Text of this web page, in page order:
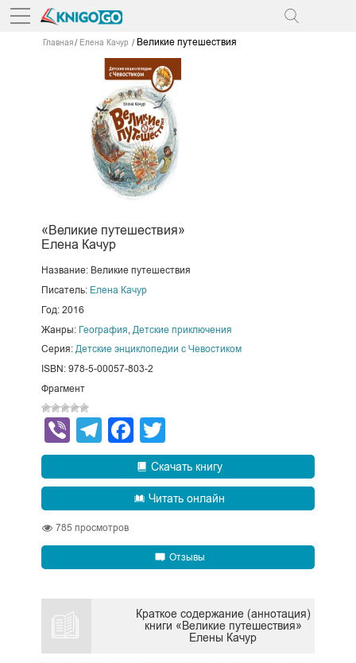
Главная Елена Качур Великие путешествия
«Великие путешествия»
Елена Качур
Название: Великие путешествия
Писатель: Елена Качур
Год: 2016
Жанры: География Детские приключения
Серия: Детские энциклопедии с Чевостиком
ISBN: 978-5-00057-803-2
Фрагмент
ViberTelegram
Facebook
Скачать книгу
Читать онлайн
785 просмотров
Отзывы
Краткое содержание (аннотация)
книги «Великие путешествия»
Елены Качур